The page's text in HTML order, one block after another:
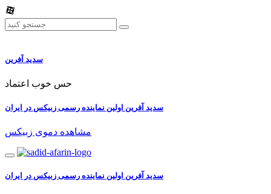
سدید آفرین
حس خوب اعتماد
سدید آفرین اولین نماینده رسمی زبیکس در ایران
مشاهده دموی زبیکس
سدید آفرین اولین نماینده رسمی زبیکس در ایران